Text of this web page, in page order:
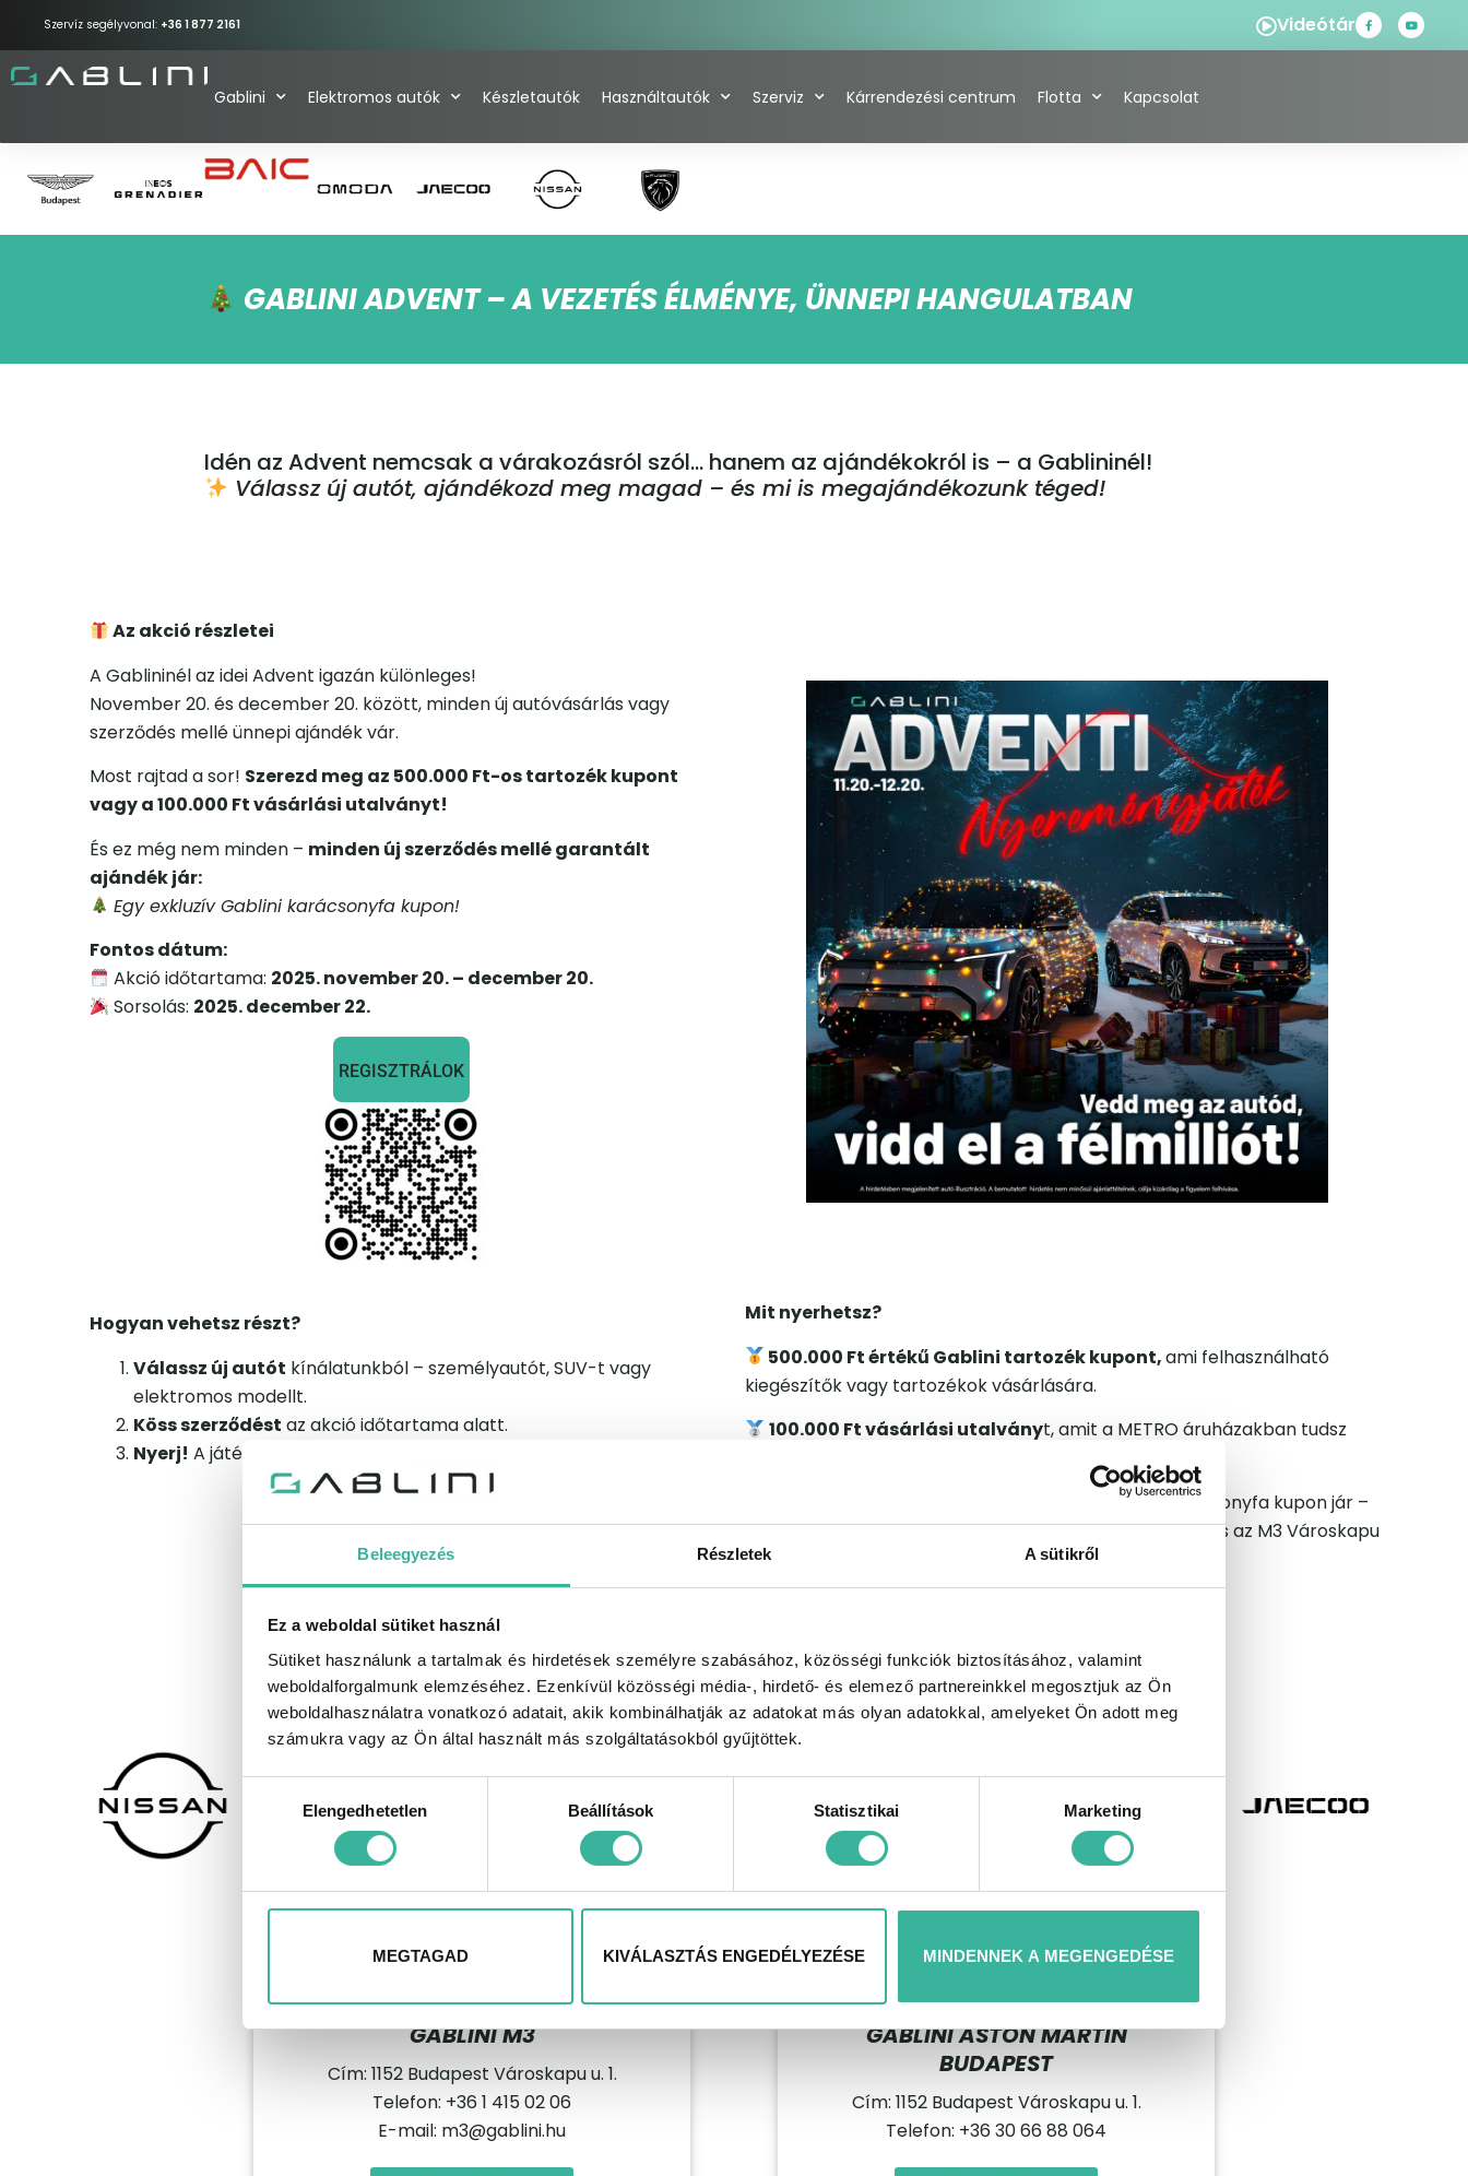
Beleegyezés Részletek A sütikről
Ez a weboldal sütiket használ
Sütiket használunk a tartalmak és hirdetések személyre szabásához, közösségi funkciók biztosításához, valamint
weboldalforgalmunk elemzéséhez. Ezenkívül közösségi média-, hirdető- és elemező partnereinkkel megosztjuk az Ön
weboldalhasználatra vonatkozó adatait, akik kombinálhatják az adatokat más olyan adatokkal, amelyeket Ön adott meg
számukra vagy az Ön által használt más szolgáltatásokból gyűjtöttek.
kiválasztásaElengedhetetlen Beállítások Statisztikai Marketing
MEGTAGAD KIVÁLASZTÁS ENGEDÉLYEZÉSE MINDENNEK A MEGENGEDÉSE
Szervíz segélyvonal: +36 1 877 2161 Videótár
Gablini Elektromos autók Készletautók Használtautók Szerviz Kárrendezési centrum Flotta Kapcsolat
GABLINI ADVENT – A VEZETÉS ÉLMÉNYE, ÜNNEPI HANGULATBAN
Idén az Advent nemcsak a várakozásról szól… hanem az ajándékokról is – a Gablininél!
Válassz új autót, ajándékozd meg magad – és mi is megajándékozunk téged!
Az akció részletei
A Gablininél az idei Advent igazán különleges!
November 20. és december 20. között, minden új autóvásárlás vagy
szerződés mellé ünnepi ajándék vár.
Most rajtad a sor! Szerezd meg az 500.000 Ft-os tartozék kupont
vagy a 100.000 Ft vásárlási utalványt!
És ez még nem minden – minden új szerződés mellé garantált
ajándék jár:
Egy exkluzív Gablini karácsonyfa kupon!
Fontos dátum:
Akció időtartama: 2025. november 20. – december 20.
Sorsolás: 2025. december 22.
REGISZTRÁLOK
Hogyan vehetsz részt?
Válassz új autót kínálatunkból – személyautót, SUV-t vagy
elektromos modellt.
Köss szerződést az akció időtartama alatt.
Nyerj! A játékban való részvétel regisztrációhoz kötött.
Mit nyerhetsz?
500.000 Ft értékű Gablini tartozék kupont,ami felhasználható
kiegészítők vagy tartozékok vásárlására.
100.000 Ft vásárlási utalványt, amit a METRO áruházakban tudsz
Minden új szerződéshez karácsonyfa kupon jár –
hogy az ünnep még szebb legyen. A kupon a budaörsi és az M3 Városkapu
utcai Praktikerben beváltható.
Gablini Advent – a vezetés élménye, ünnepi hangulatban.
Játékszabályzat megtekinthető:https://gablini.hu/dokumentumok/
GABLINI M3
Cím: 1152 Budapest Városkapu u. 1.
Telefon: +36 1 415 02 06
E-mail: m3@gablini.hu
GABLINI ASTON MARTIN
BUDAPEST
Cím: 1152 Budapest Városkapu u. 1.
Telefon: +36 30 66 88 064